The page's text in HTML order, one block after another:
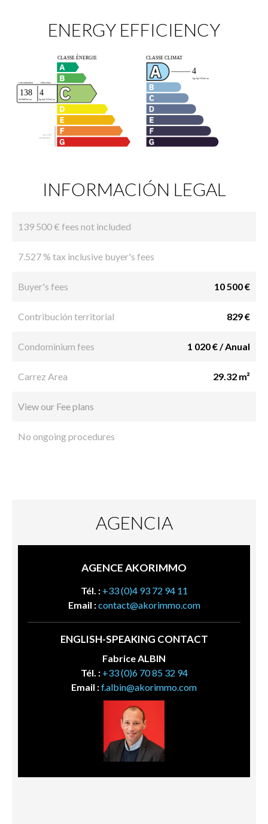
ENERGY EFFICIENCY
INFORMACIÓN LEGAL
139 500 € fees not included
7.527 % tax inclusive buyer's fees
Buyer's fees 10 500 €
Contribución territorial 829 €
Condominium fees 1 020 € / Anual
Carrez Area 29.32 m²
View our Fee plans
No ongoing procedures
AGENCIA
AGENCE AKORIMMO
Tél. : +33 (0)4 93 72 94 11
Email :contact@akorimmo.com
ENGLISH-SPEAKING CONTACT
Fabrice ALBIN
Tél. : +33 (0)6 70 85 32 94
Email :f.albin@akorimmo.com